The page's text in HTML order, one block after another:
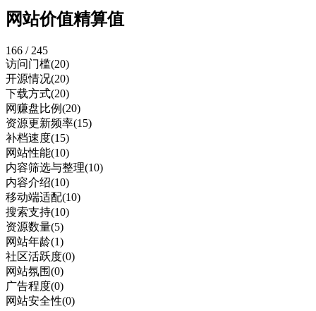
网站价值精算值
166 / 245
访问门槛(20)
开源情况(20)
下载方式(20)
网赚盘比例(20)
资源更新频率(15)
补档速度(15)
网站性能(10)
内容筛选与整理(10)
内容介绍(10)
移动端适配(10)
搜索支持(10)
资源数量(5)
网站年龄(1)
社区活跃度(0)
网站氛围(0)
广告程度(0)
网站安全性(0)